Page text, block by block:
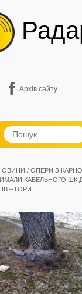
Архів сайту
/ ОПЕРИ З
КАБЕЛЬНОГО
– ГОРИ